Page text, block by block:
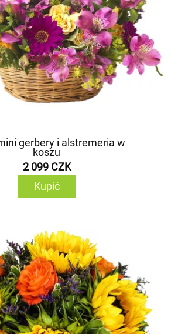
gerbery i alstremeria w
koszu
2 099 CZK
Kupić